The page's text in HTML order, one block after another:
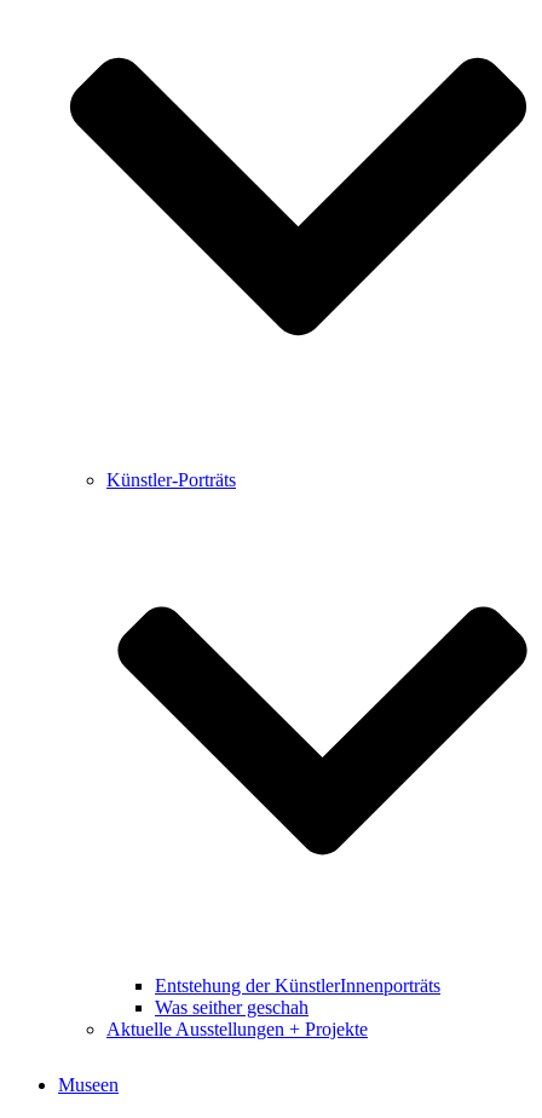
Buchbesprechungen von Harald Schwiers
Haralds Streifzüge
Hörtipps von Harald Schwiers
Kunstausflüge mit Sigrid Balke
Marc Peschke – Out of The Länd
Buchtipps von Uli Rothfuss
Künstler-Porträts
Entstehung der KünstlerInnenporträts
Was seither geschah
Aktuelle Ausstellungen + Projekte
Museen